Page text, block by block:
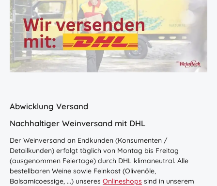
Abwicklung Versand
Nachhaltiger Weinversand mit DHL
Der Weinversand an Endkunden (Konsumenten /
Detailkunden) erfolgt täglich von Montag bis Freitag
(ausgenommen Feiertage) durch DHL klimaneutral. Alle
bestellbaren Weine sowie Feinkost (Olivenöle,
Balsamicoessige, ...) unseres Onlineshops sind in unserem